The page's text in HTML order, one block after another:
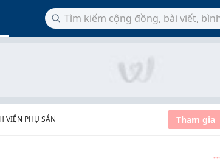
VIỆN PHỤ SẢN Tham gia